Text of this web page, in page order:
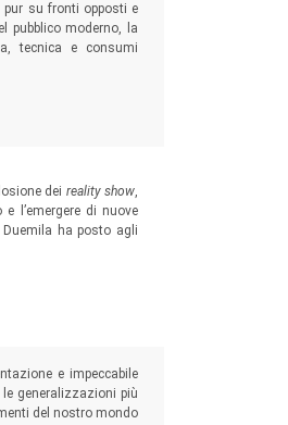
pur su fronti opposti e
pubblico moderno, la
tecnica e consumi
dei reality show,
l’emergere di nuove
ha posto agli
e impeccabile
generalizzazioni più
del nostro mondo